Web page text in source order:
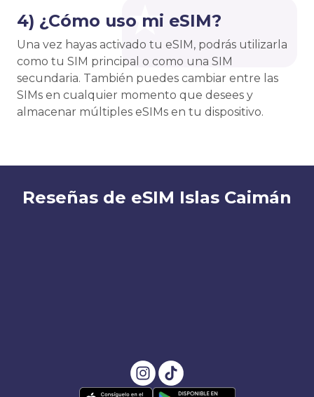
4) ¿Cómo uso mi eSIM?
Una vez hayas activado tu eSIM, podrás utilizarla
como tu SIM principal o como una SIM
secundaria. También puedes cambiar entre las
SIMs en cualquier momento que desees y
almacenar múltiples eSIMs en tu dispositivo.
Reseñas de eSIM Islas Caimán